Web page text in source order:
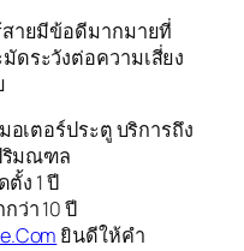
ายมีข้อดีมากมายที่
ดระวังต่อความเสี่ยง
เตอร์ประตู บริการถึง
ริมณฑล
ง 1 ปี
ว่า 10 ปี
ยินดีให้คำ